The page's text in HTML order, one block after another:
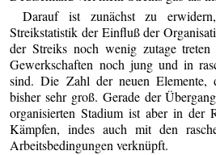
Darauf ist zunächst zu
Streikstatistik der Einfluß der
der Streiks noch wenig zutage
Gewerkschaften noch jung und in
sind. Die Zahl der neuen Elemente,
bisher sehr groß. Gerade der
organisierten Stadium ist aber in der
Kämpfen, indes auch mit den
Arbeitsbedingungen verknüpft.